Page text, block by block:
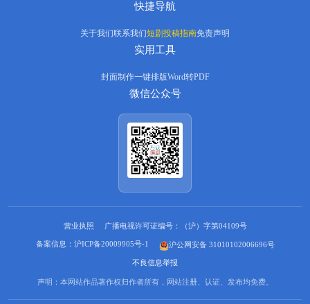
快捷导航
关于我们联系我们短剧投稿指南免责声明
实用工具
封面制作一键排版Word转PDF
微信公众号
营业执照 广播电视许可证编号：（沪）字第04109号
备案信息：沪ICP备20009905号-1 沪公网安备 31010102006696号
不良信息举报
声明：本网站作品著作权归作者所有，网站注册、认证、发布均免费。